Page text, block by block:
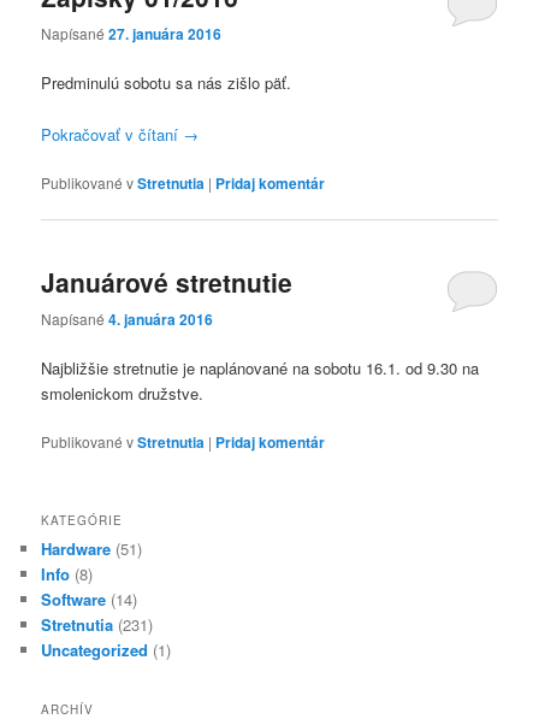
Napísané27. januára 2016
Predminulú sobotu sa nás zišlo päť.
Pokračovať v čítaní →
Publikované vStretnutia | Pridaj komentár
Januárové stretnutie
Napísané4. januára 2016
Najbližšie stretnutie je naplánované na sobotu 16.1. od 9.30 na
smolenickom družstve.
Publikované vStretnutia | Pridaj komentár
KATEGÓRIE
Hardware (51)
Info (8)
Software (14)
Stretnutia (231)
Uncategorized (1)
ARCHÍV